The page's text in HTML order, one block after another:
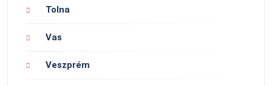
Tolna
Vas
Veszprém